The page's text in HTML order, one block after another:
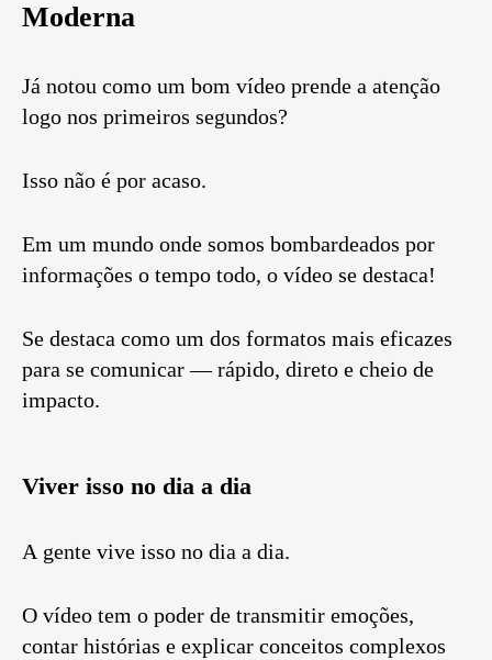
Moderna
Já notou como um bom vídeo prende a atenção
logo nos primeiros segundos?
Isso não é por acaso.
Em um mundo onde somos bombardeados por
informações o tempo todo, o vídeo se destaca!
Se destaca como um dos formatos mais eficazes
para se comunicar — rápido, direto e cheio de
impacto.
Viver isso no dia a dia
A gente vive isso no dia a dia.
O vídeo tem o poder de transmitir emoções,
contar histórias e explicar conceitos complexos